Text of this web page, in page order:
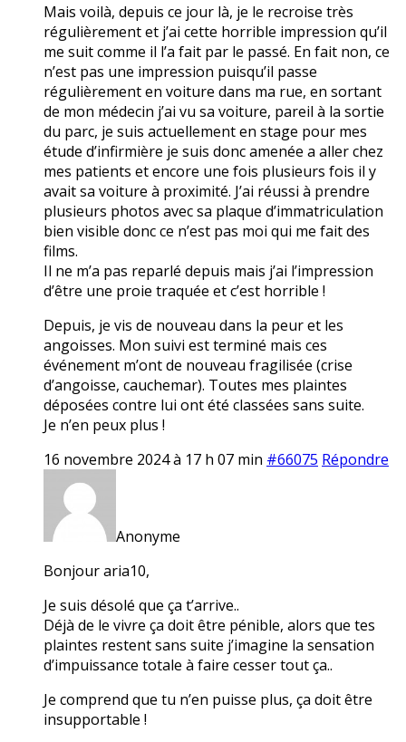
Mais voilà, depuis ce jour là, je le recroise très
régulièrement et j’ai cette horrible impression qu’il
me suit comme il l’a fait par le passé. En fait non, ce
n’est pas une impression puisqu’il passe
régulièrement en voiture dans ma rue, en sortant
de mon médecin j’ai vu sa voiture, pareil à la sortie
du parc, je suis actuellement en stage pour mes
étude d’infirmière je suis donc amenée a aller chez
mes patients et encore une fois plusieurs fois il y
avait sa voiture à proximité. J’ai réussi à prendre
plusieurs photos avec sa plaque d’immatriculation
bien visible donc ce n’est pas moi qui me fait des
films.
Il ne m’a pas reparlé depuis mais j’ai l’impression
d’être une proie traquée et c’est horrible !
Depuis, je vis de nouveau dans la peur et les
angoisses. Mon suivi est terminé mais ces
événement m’ont de nouveau fragilisée (crise
d’angoisse, cauchemar). Toutes mes plaintes
déposées contre lui ont été classées sans suite.
Je n’en peux plus !
16 novembre 2024 à 17 h 07 min #66075 Répondre
Anonyme
Bonjour aria10,
Je suis désolé que ça t’arrive..
Déjà de le vivre ça doit être pénible, alors que tes
plaintes restent sans suite j’imagine la sensation
d’impuissance totale à faire cesser tout ça..
Je comprend que tu n’en puisse plus, ça doit être
insupportable !